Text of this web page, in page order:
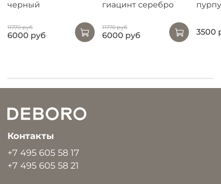
черный
11770 руб
6000 руб
гиацинт серебро
11770 руб
6000 руб 3500
Контакты
+7 495 605 58 17
+7 495 605 58 21